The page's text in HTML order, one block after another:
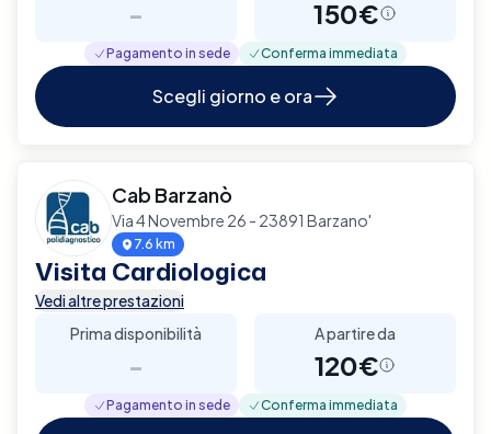
- 150€
Pagamento in sede Conferma immediata
Scegli giorno e ora
Cab Barzanò
Via 4 Novembre 26 - 23891 Barzano'
7.6 km
Visita Cardiologica
Vedi altre prestazioni
Prima disponibilità
-
A partire da
120€
Pagamento in sede Conferma immediata